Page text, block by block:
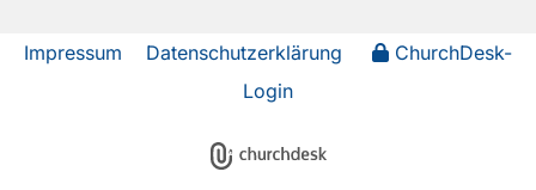
Impressum Datenschutzerklärung
ChurchDesk-
Login